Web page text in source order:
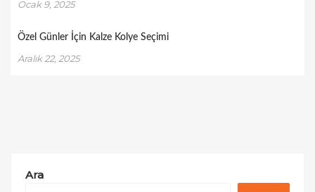
Ocak 9, 2025
Özel Günler İçin Kalze Kolye Seçimi
Aralık 22, 2025
Ara